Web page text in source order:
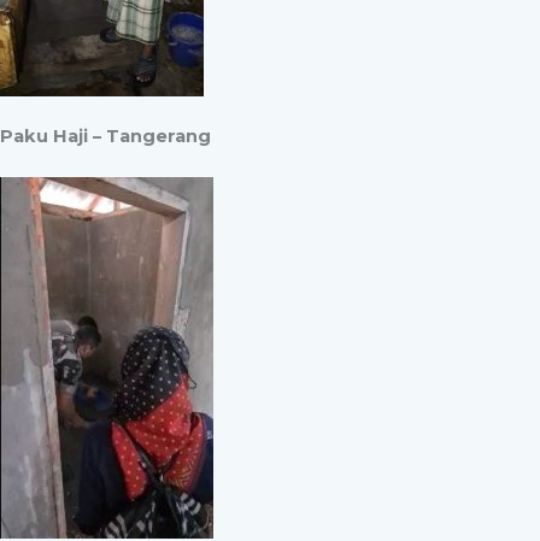
Paku Haji – Tangerang